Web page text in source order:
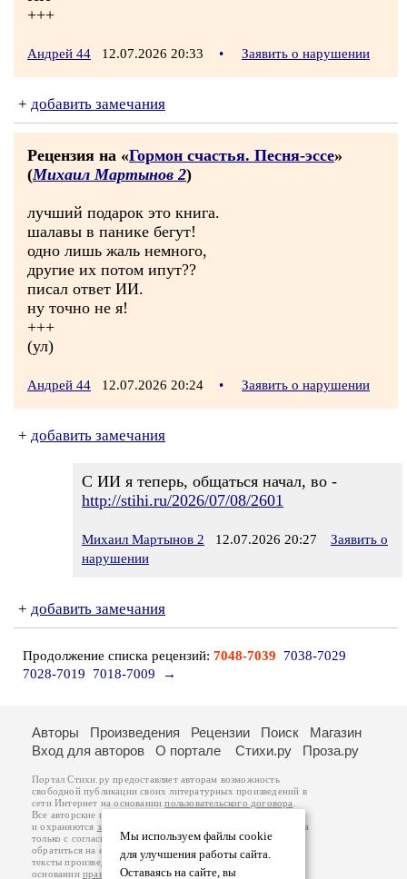
+++
Андрей 44 12.07.2026 20:33 • Заявить о нарушении
+ добавить замечания
Рецензия на «Гормон счастья. Песня-эссе»
(Михаил Мартынов 2)
лучший подарок это книга.
шалавы в панике бегут!
одно лишь жаль немного,
другие их потом ипут??
писал ответ ИИ.
ну точно не я!
+++
(ул)
Андрей 44 12.07.2026 20:24 • Заявить о нарушении
+ добавить замечания
С ИИ я теперь, общаться начал, во -
http://stihi.ru/2026/07/08/2601
Михаил Мартынов 2 12.07.2026 20:27
Заявить о
нарушении
+ добавить замечания
Продолжение списка рецензий: 7048-7039
7038-7029
7028-7019
7018-7009 →
Мы используем файлы cookie
для улучшения работы сайта.
Оставаясь на сайте, вы
Авторы Произведения Рецензии Поиск
Магазин
Вход для авторов
О портале Стихи.ру Проза.ру
Портал Стихи.ру предоставляет авторам возможность
свободной публикации своих литературных произведений в
сети Интернет на основаниипользовательского договора
Все авторские права на произведения принадлежат авторам
и охраняются законом
. Перепечатка произведений возможна
только с согласия его автора, к которому вы можете
обратиться на его авторской странице. Ответственность за
тексты произведений авторы несут самостоятельно на
основанииправил публикацииизаконодательства